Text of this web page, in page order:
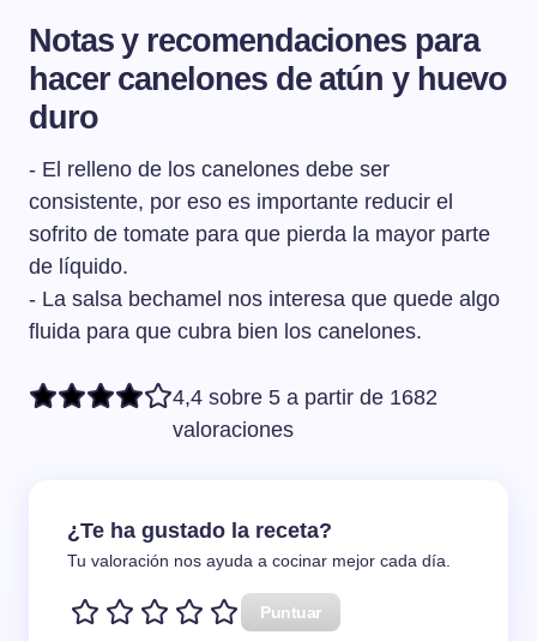
26 de Diciembre.
Notas y recomendaciones para
hacer canelones de atún y huevo
duro
- El relleno de los canelones debe ser
consistente, por eso es importante reducir el
sofrito de tomate para que pierda la mayor parte
de líquido.
- La salsa bechamel nos interesa que quede algo
fluida para que cubra bien los canelones.
4,4 sobre 5 a partir de 1682
valoraciones
¿Te ha gustado la receta?
Tu valoración nos ayuda a cocinar mejor cada día.
Puntuar